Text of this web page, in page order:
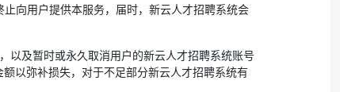
向用户提供本服务，届时，新云人才招聘系统会
以及暂时或永久取消用户的新云人才招聘系统账号
以弥补损失，对于不足部分新云人才招聘系统有